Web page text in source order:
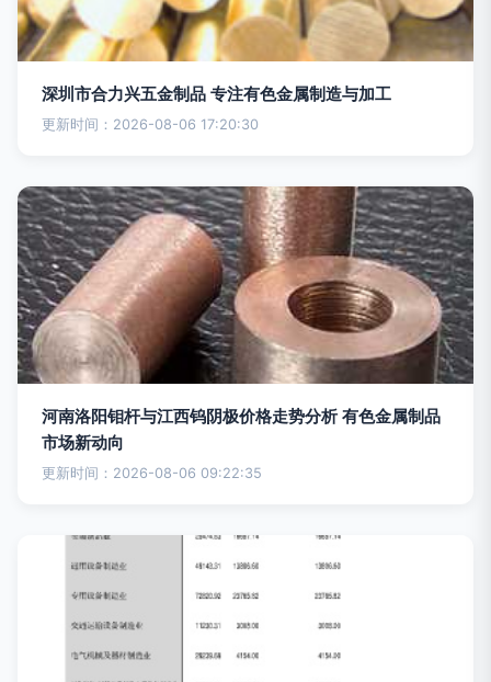
深圳市合力兴五金制品 专注有色金属制造与加工
更新时间：2026-08-06 17:20:30
河南洛阳钼杆与江西钨阴极价格走势分析 有色金属制品
市场新动向
更新时间：2026-08-06 09:22:35